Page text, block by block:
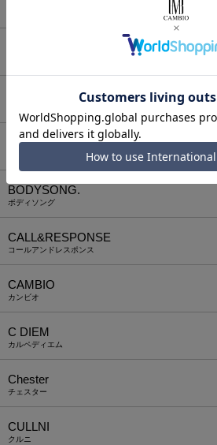
ATTACHMENT
AUI NITE
BODYSONG.
ボディソング
CALL&RESPONSE
コールアンドレスポンス
CAMBIO
カンビオ
C DIEM
カルペディエム
Chester
チェスター
CULLNI
クルニ